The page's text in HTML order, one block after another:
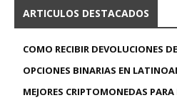
ARTICULOS DESTACADOS
COMO RECIBIR DEVOLUCIONES
OPCIONES BINARIAS EN
MEJORES CRIPTOMONEDAS